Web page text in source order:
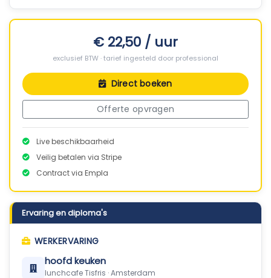
€ 22,50 / uur
exclusief BTW · tarief ingesteld door professional
Direct boeken
Offerte opvragen
Live beschikbaarheid
Veilig betalen via Stripe
Contract via Empla
Ervaring en diploma's
WERKERVARING
hoofd keuken
lunchcafe Tisfris · Amsterdam